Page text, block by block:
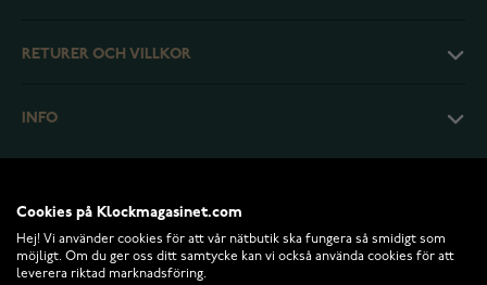
RETURER OCH VILLKOR
INFO
Cookies på Klockmagasinet.com
Hej! Vi använder cookies för att vår nätbutik ska fungera så smidigt som
möjligt. Om du ger oss ditt samtycke kan vi också använda cookies för att
leverera riktad marknadsföring.